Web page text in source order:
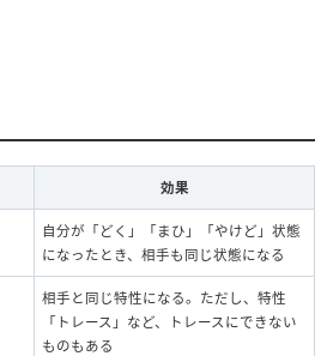
効果
自分が「どく」「まひ」「やけど」状態
になったとき、相手も同じ状態になる
相手と同じ特性になる。ただし、特性
「トレース」など、トレースにできない
ものもある